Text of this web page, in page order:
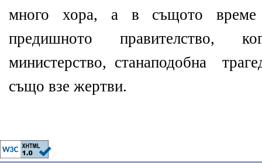
много хора, а в същото време
предишното правителство,
министерство, станаподобна
също взе жертви.